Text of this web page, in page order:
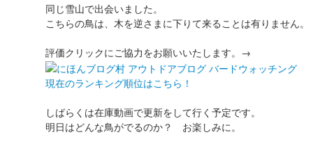
同じ雪山で出会いました。
こちらの鳥は、木を逆さまに下りて来ることは有りません。
評価クリックにご協力をお願いいたします。→
現在のランキング順位はこちら！
しばらくは在庫動画で更新をして行く予定です。
明日はどんな鳥がでるのか？ お楽しみに。